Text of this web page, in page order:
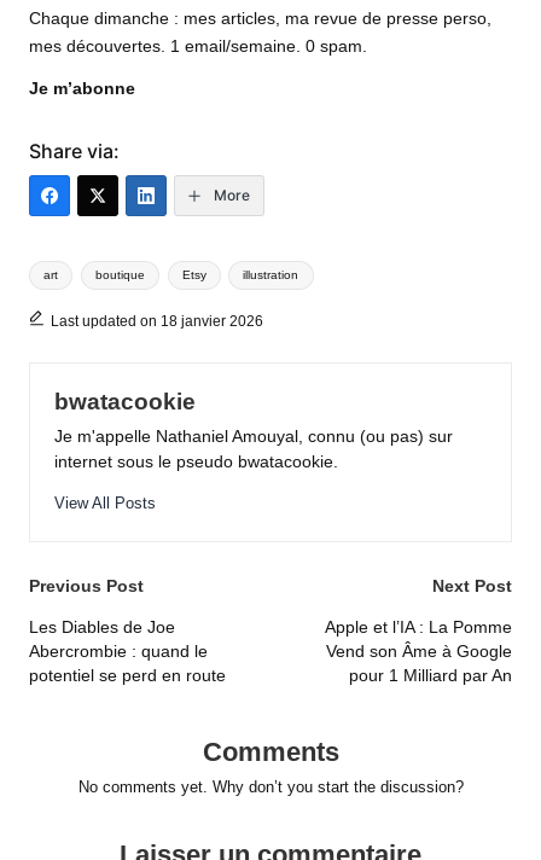
Chaque dimanche : mes articles, ma revue de presse perso,
mes découvertes. 1 email/semaine. 0 spam.
Je m’abonne
Share via:
More
Tags:
art boutique Etsy illustration
Last updated on 18 janvier 2026
bwatacookie
Je m'appelle Nathaniel Amouyal, connu (ou pas) sur
internet sous le pseudo bwatacookie.
View All Posts
Post
navigation
Previous Post
Les Diables de Joe
Abercrombie : quand le
potentiel se perd en route
Next Post
Apple et l’IA : La Pomme
Vend son Âme à Google
pour 1 Milliard par An
Comments
No comments yet. Why don’t you start the discussion?